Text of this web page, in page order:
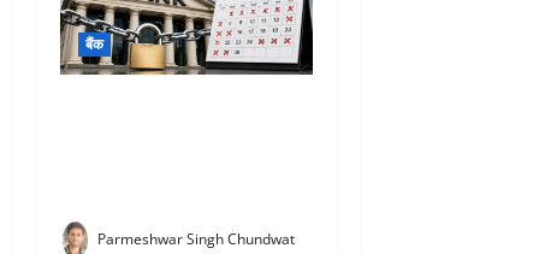
बैंक
Parmeshwar Singh Chundwat